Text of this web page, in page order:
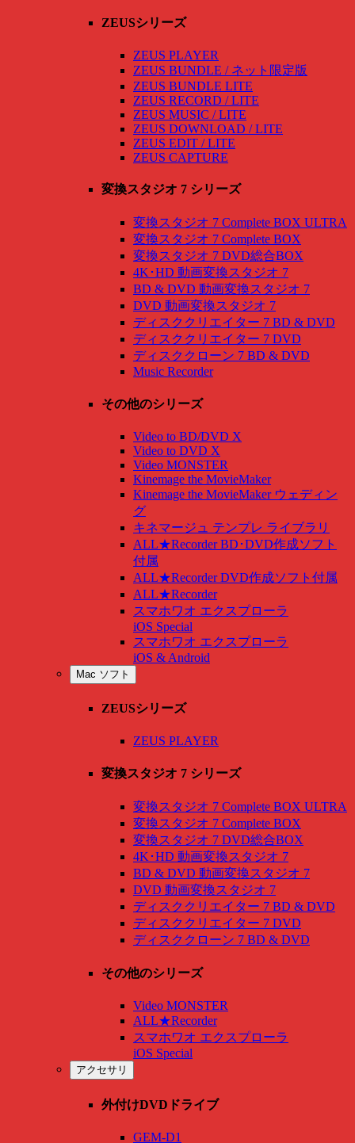
ZEUSシリーズ
ZEUS PLAYER
ZEUS BUNDLE / ネット限定版
ZEUS BUNDLE LITE
ZEUS RECORD / LITE
ZEUS MUSIC / LITE
ZEUS DOWNLOAD / LITE
ZEUS EDIT / LITE
ZEUS CAPTURE
変換スタジオ 7 シリーズ
変換スタジオ 7 Complete BOX ULTRA
変換スタジオ 7 Complete BOX
変換スタジオ 7 DVD総合BOX
4K･HD 動画変換スタジオ 7
BD & DVD 動画変換スタジオ 7
DVD 動画変換スタジオ 7
ディスククリエイター 7 BD & DVD
ディスククリエイター 7 DVD
ディスククローン 7 BD & DVD
Music Recorder
その他のシリーズ
Video to BD/DVD X
Video to DVD X
Video MONSTER
Kinemage the MovieMaker
Kinemage the MovieMaker ウェディン
グ
キネマージュ テンプレ ライブラリ
ALL★Recorder BD･DVD作成ソフト
付属
ALL★Recorder DVD作成ソフト付属
ALL★Recorder
スマホワオ エクスプローラ
iOS Special
スマホワオ エクスプローラ
iOS & Android
Mac ソフト
ZEUSシリーズ
ZEUS PLAYER
変換スタジオ 7 シリーズ
変換スタジオ 7 Complete BOX ULTRA
変換スタジオ 7 Complete BOX
変換スタジオ 7 DVD総合BOX
4K･HD 動画変換スタジオ 7
BD & DVD 動画変換スタジオ 7
DVD 動画変換スタジオ 7
ディスククリエイター 7 BD & DVD
ディスククリエイター 7 DVD
ディスククローン 7 BD & DVD
その他のシリーズ
Video MONSTER
ALL★Recorder
スマホワオ エクスプローラ
iOS Special
アクセサリ
外付けDVDドライブ
GEM-D1